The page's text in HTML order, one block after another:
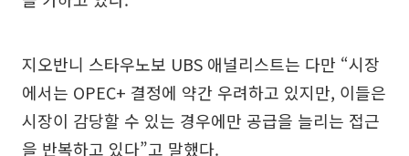
지오반니 스타우노보 UBS 애널리스트는 다만 “시장
에서는 OPEC+ 결정에 약간 우려하고 있지만, 이들은
시장이 감당할 수 있는 경우에만 공급을 늘리는 접근
을 반복하고 있다”고 말했다.